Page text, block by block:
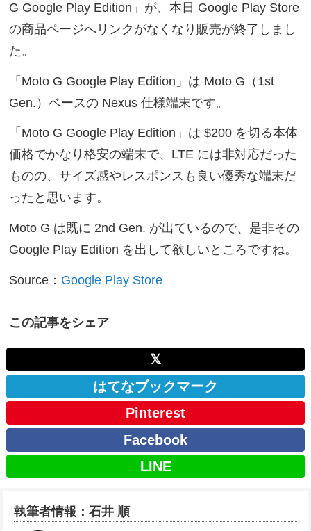
G Google Play Edition」が、本日 Google Play Store
の商品ページへリンクがなくなり販売が終了しまし
た。
「Moto G Google Play Edition」は Moto G（1st
Gen.）ベースの Nexus 仕様端末です。
「Moto G Google Play Edition」は $200 を切る本体
価格でかなり格安の端末で、LTE には非対応だった
ものの、サイズ感やレスポンスも良い優秀な端末だ
ったと思います。
Moto G は既に 2nd Gen. が出ているので、是非その
Google Play Edition を出して欲しいところですね。
Source： Google Play Store
この記事をシェア
𝕏
はてなブックマーク
Pinterest
Facebook
LINE
執筆者情報：石井 順